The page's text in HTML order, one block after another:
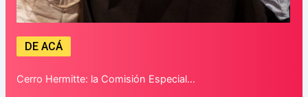
DE ACÁ
Cerro Hermitte: la Comisión Especial…